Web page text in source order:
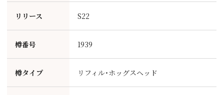
リリース S22
樽番号 1939
樽タイプ リフィル・ホッグスヘッド